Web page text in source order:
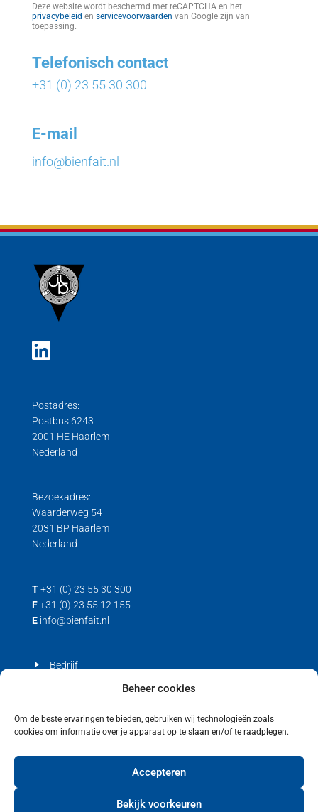
Beheer cookies
Om de beste ervaringen te bieden, gebruiken wij technologieën zoals
cookies om informatie over je apparaat op te slaan en/of te raadplegen.
Accepteren
Bekijk voorkeuren
Deze website wordt beschermd met reCAPTCHA en het
privacybeleid en servicevoorwaarden van Google zijn van
toepassing.
Telefonisch contact
+31 (0) 23 55 30 300
E-mail
info@bienfait.nl
Postadres:
Postbus 6243
2001 HE Haarlem
Nederland
Bezoekadres:
Waarderweg 54
2031 BP Haarlem
Nederland
T +31 (0) 23 55 30 300
F +31 (0) 23 55 12 155
E info@bienfait.nl
Bedrijf
Cookiebeleid (EU)